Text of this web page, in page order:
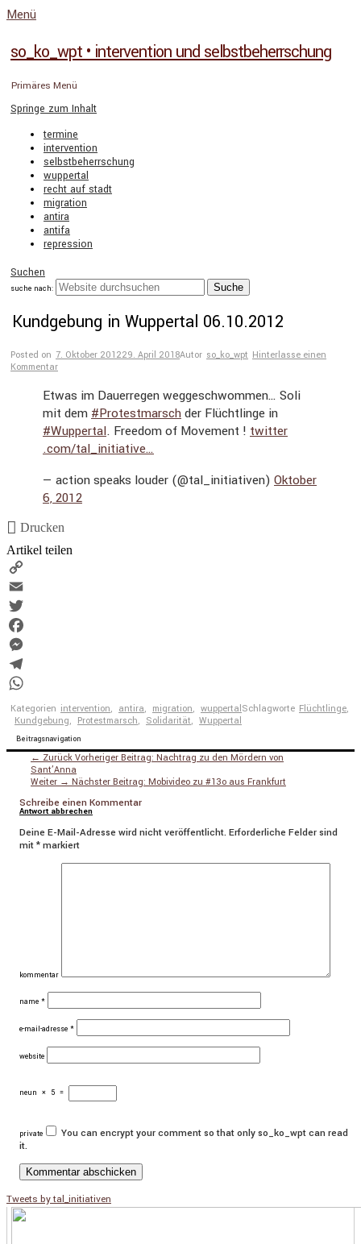
Menü
so_ko_wpt • intervention und selbstbeherrschung
Primäres Menü
Springe zum Inhalt
termine
intervention
selbstbeherrschung
wuppertal
recht auf stadt
migration
antira
antifa
repression
Suchen
suche nach:
Kundgebung in Wuppertal 06.10.2012
Posted on 7. Oktober 201229. April 2018Autor so_ko_wpt Hinterlasse einen
Kommentar
Etwas im Dauer­regen wegge­schwommen… Soli
mit dem #Protest­marschder Flücht­linge in
#Wuppertal. Freedom of Movement ! twitter​
.com/​t​a​l​_​i​n​i​t​i​a​t​ive…
— action speaks louder (@tal_initiativen) Oktober
6, 2012
Drucken
Artikel teilen
Copy
Link
Email
Twitter
Facebook
Messenger
Telegram
WhatsApp
Kategorien intervention, antira, migration, wuppertalSchlagworte Flüchtlinge,
Kundgebung, Protestmarsch, Solidarität, Wuppertal
Beitragsnavigation
← Zurück Vorheriger Beitrag: Nachtrag zu den Mördern von
Sant’Anna
Weiter → Nächster Beitrag: Mobivideo zu #13o aus Frankfurt
Schreibe einen Kommentar
Antwort abbrechen
Deine E-Mail-Adresse wird nicht veröffentlicht. Erforderliche Felder sind
mit*markiert
kommentar
name *
e-mail-adresse *
website
neun × 5 =
private
You can encrypt your comment so that only so_ko_wpt can read
it.
Tweets by tal_initiativen